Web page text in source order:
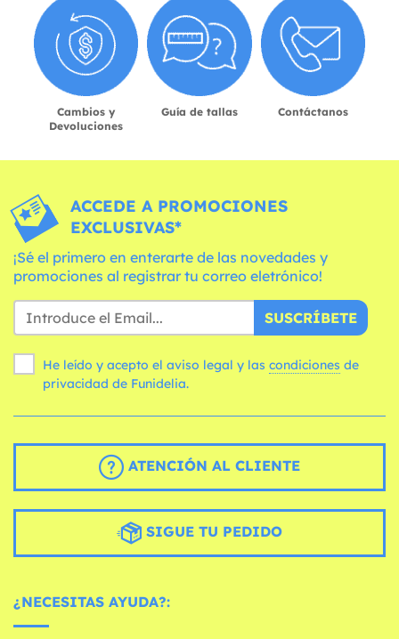
Cambios y
Devoluciones
Guía de tallas Contáctanos
ACCEDE A PROMOCIONES
EXCLUSIVAS*
¡Sé el primero en enterarte de las novedades y
promociones al registrar tu correo eletrónico!
SUSCRÍBETE
He leído y acepto el aviso legal y las condiciones
privacidad de Funidelia.
ATENCIÓN AL CLIENTE
SIGUE TU PEDIDO
¿NECESITAS AYUDA?: